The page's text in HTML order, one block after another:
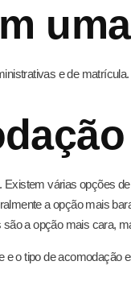
e de
várias opções
a opção mais
a opção mais cara,
o tipo de